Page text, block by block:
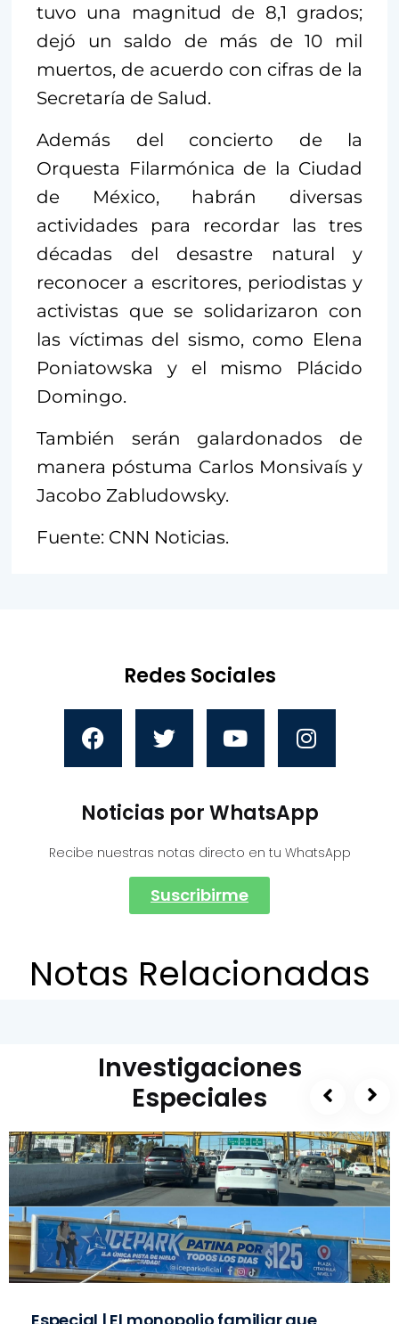
tuvo una magnitud de 8,1 grados;
dejó un saldo de más de 10 mil
muertos, de acuerdo con cifras de la
Secretaría de Salud.
Además del concierto de la
Orquesta Filarmónica de la Ciudad
de México, habrán diversas
actividades para recordar las tres
décadas del desastre natural y
reconocer a escritores, periodistas y
activistas que se solidarizaron con
las víctimas del sismo, como Elena
Poniatowska y el mismo Plácido
Domingo.
También serán galardonados de
manera póstuma Carlos Monsivaís y
Jacobo Zabludowsky.
Fuente: CNN Noticias.
Redes Sociales
Noticias por WhatsApp
Recibe nuestras notas directo en tu WhatsApp
Suscribirme
Notas Relacionadas
Investigaciones
Especiales
Especial | El monopolio familiar que